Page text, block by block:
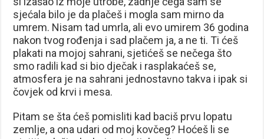
sjećala bilo je da plačeš i mogla sam mirno da
umrem. Nisam tad umrla, ali evo umirem 36 godina
nakon tvog rođenja i sad plačem ja, a ne ti. Ti ćeš
plakati na mojoj sahrani, sjetićeš se nečega što
smo radili kad si bio dječak i rasplakaćeš se,
atmosfera je na sahrani jednostavno takva i ipak si
čovjek od krvi i mesa.
Pitam se šta ćeš pomisliti kad baciš prvu lopatu
zemlje, a ona udari od moj kovčeg? Hoćeš li se